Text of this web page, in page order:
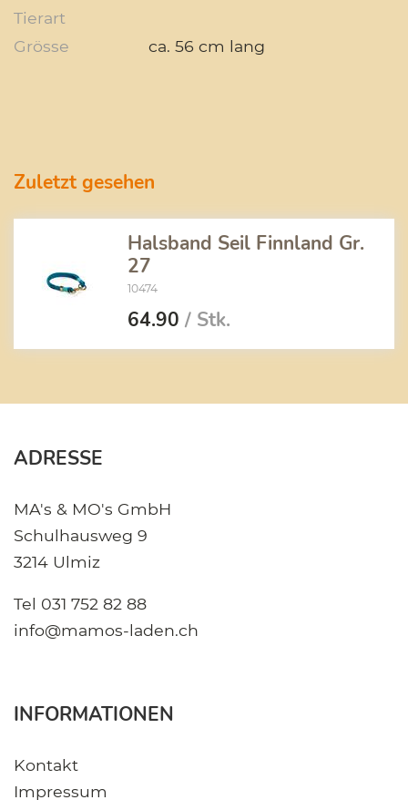
Tierart
Grösse
ca. 56 cm lang
Zuletzt gesehen
Halsband Seil Finnland Gr.
27
10474
64.90 / Stk.
ADRESSE
MA's & MO's GmbH
Schulhausweg 9
3214 Ulmiz
Tel 031 752 82 88
info@mamos-laden.ch
INFORMATIONEN
Kontakt
Impressum